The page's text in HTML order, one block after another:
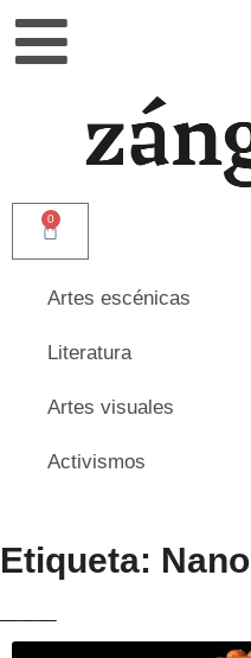
0
Artes escénicas
Literatura
Artes visuales
Activismos
Etiqueta: Nano